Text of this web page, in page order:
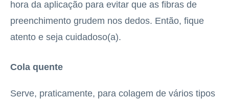
hora da aplicação para evitar que as fibras de
preenchimento grudem nos dedos. Então, fique
atento e seja cuidadoso(a).
Cola quente
Serve, praticamente, para colagem de vários tipos